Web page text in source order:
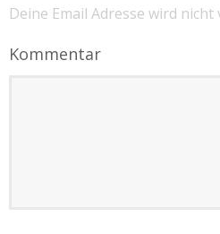
Deine Email Adresse wird
Kommentar